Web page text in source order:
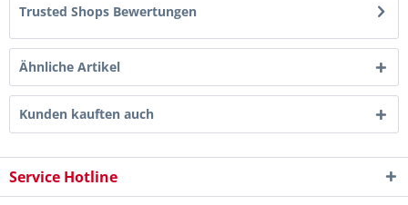
Trusted Shops Bewertungen
Ähnliche Artikel
Kunden kauften auch
Service Hotline